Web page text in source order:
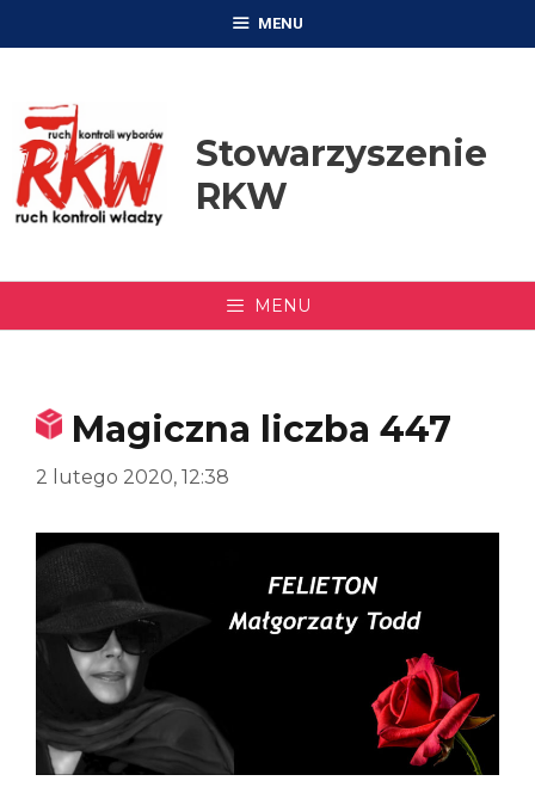
MENU
Stowarzyszenie
RKW
MENU
Magiczna liczba 447
2 lutego 2020, 12:38